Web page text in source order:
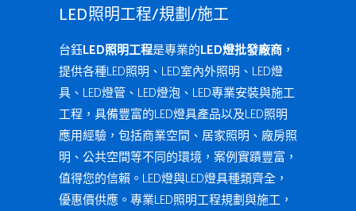
LED照明工程/規劃/施工
台鈺LED照明工程是專業的LED燈批發廠商 ，
提供各種LED照明、LED室內外照明、LED燈
具、LED燈管、LED燈泡、LED專業安裝與施工
工程，具備豐富的LED燈具產品以及LED照明
應用經驗，包括商業空間、居家照明、廠房照
明、公共空間等不同的環境，案例實蹟豐富，
值得您的信賴。LED燈與LED燈具種類齊全，
優惠價供應。專業LED照明工程規劃與施工，